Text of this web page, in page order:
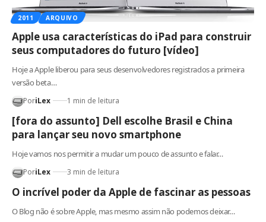
2011 ARQUIVO
Apple usa características do iPad para construir
seus computadores do futuro [vídeo]
Hoje a Apple liberou para seus desenvolvedores registrados a primeira
versão beta…
PoriLex 1 min de leitura
[fora do assunto] Dell escolhe Brasil e China
para lançar seu novo smartphone
Hoje vamos nos permitir a mudar um pouco de assunto e falar…
PoriLex 3 min de leitura
O incrível poder da Apple de fascinar as pessoas
O Blog não é sobre Apple, mas mesmo assim não podemos deixar…